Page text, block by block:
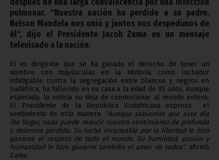
pulmonar. "Nuestra nación ha perdido a su padre.
Nelson Mandela nos unió y juntos nos despedimos de
él", dijo el Presidente Jacob Zuma en un mensaje
televisado a la nación.
El ex dirigente que se ha ganado el derecho de tener un
nombre con mayúsculas en la Historia, como luchador
infatigable contra la segregación entre blancos y negros en
Sudáfrica, ha fallecido en su casa a la edad de 95 años. Aunque
esperada, la noticia no deja de conmocionar al mundo entero.
El Presidente de la República Sudafricana expresó el
sentimiento de esta manera:
"Aunque sabíamos que este día
iba llegar, nada puede reducir nuestro sentimiento de profunda
y dolorosa pérdida. Su lucha incansable por la libertad le hizo
ganarse el respeto de todo el mundo. Su humildad, pasión y
humanidad le hizo ganarse también el amor de todos", afirmó
Zuma.